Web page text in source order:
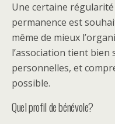
Une certaine
permanence est
même de mieux
l’association tient
personnelles, et
possible.
Quel profil de bénévole?